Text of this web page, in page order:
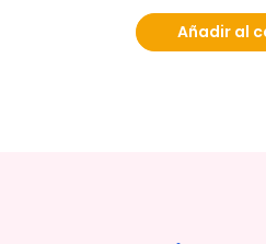
Añadir al